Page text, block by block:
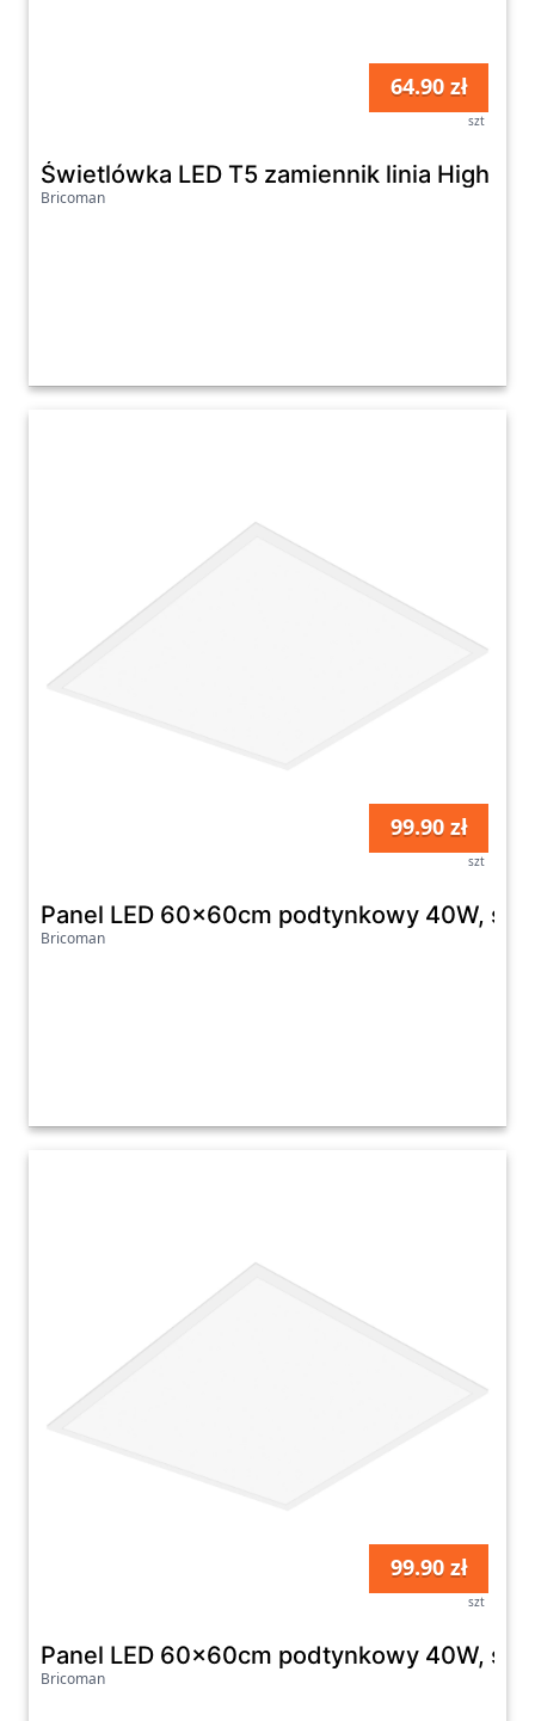
64.90 zł
szt
Świetlówka LED T5 zamiennik linia High
Bricoman
99.90 zł
szt
Panel LED 60x60cm podtynkowy 40W,
Bricoman
99.90 zł
szt
Panel LED 60x60cm podtynkowy 40W,
Bricoman